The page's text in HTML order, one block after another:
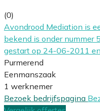
(0)
Avondrood Mediation is
bekend is onder nummer
gestart op 24-06-2011 en
Purmerend
Eenmanszaak
1 werknemer
Bezoek bedrijfspagina